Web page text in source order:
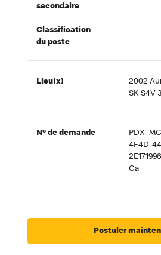
secondaire
Classification
du poste
Lieu(x)
2002
SK S4V
Nº de demande
4F4D-
Ca
Postuler